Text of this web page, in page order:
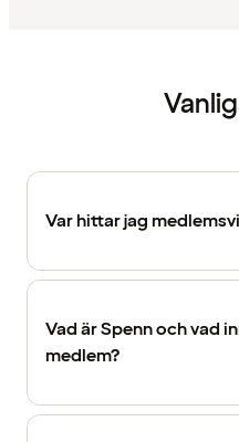
Var hittar jag
Vad är Spenn och vad
medlem?